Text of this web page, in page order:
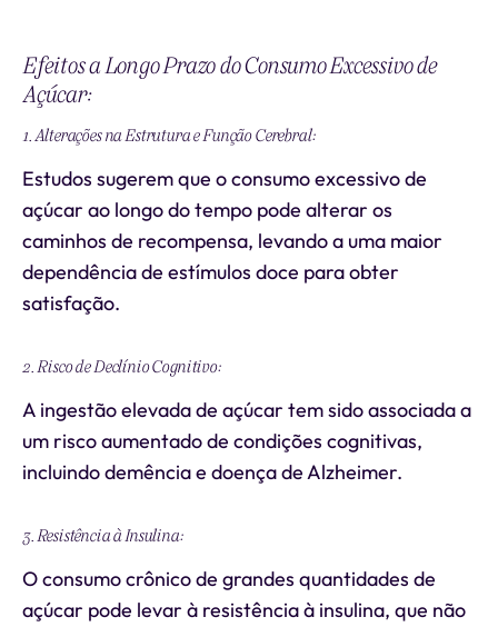
Efeitos a Longo Prazo do Consumo Excessivo de
Açúcar:
1. Alterações na Estrutura e Função Cerebral:
Estudos sugerem que o consumo excessivo de
açúcar ao longo do tempo pode alterar os
caminhos de recompensa, levando a uma maior
dependência de estímulos doce para obter
satisfação.
2. Risco de Declínio Cognitivo:
A ingestão elevada de açúcar tem sido associada a
um risco aumentado de condições cognitivas,
incluindo demência e doença de Alzheimer.
3. Resistência à Insulina:
O consumo crônico de grandes quantidades de
açúcar pode levar à resistência à insulina, que não